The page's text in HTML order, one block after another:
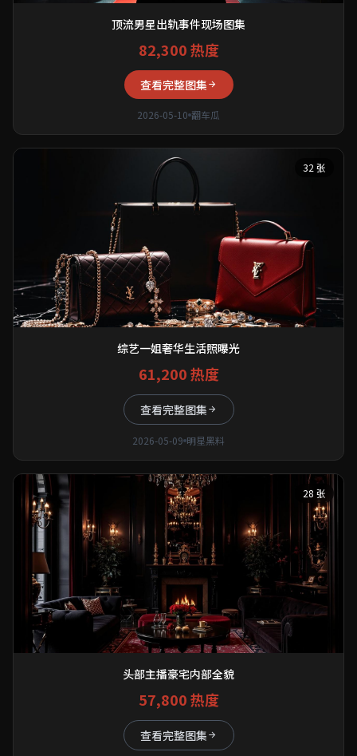
顶流男星出轨事件现场图集
82,300 热度
查看完整图集
2026-05-10 翻车瓜
32 张
综艺一姐奢华生活照曝光
61,200 热度
查看完整图集
2026-05-09 明星黑料
28 张
头部主播豪宅内部全貌
57,800 热度
查看完整图集